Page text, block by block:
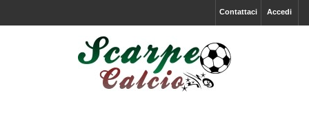
Accedi
Contattaci